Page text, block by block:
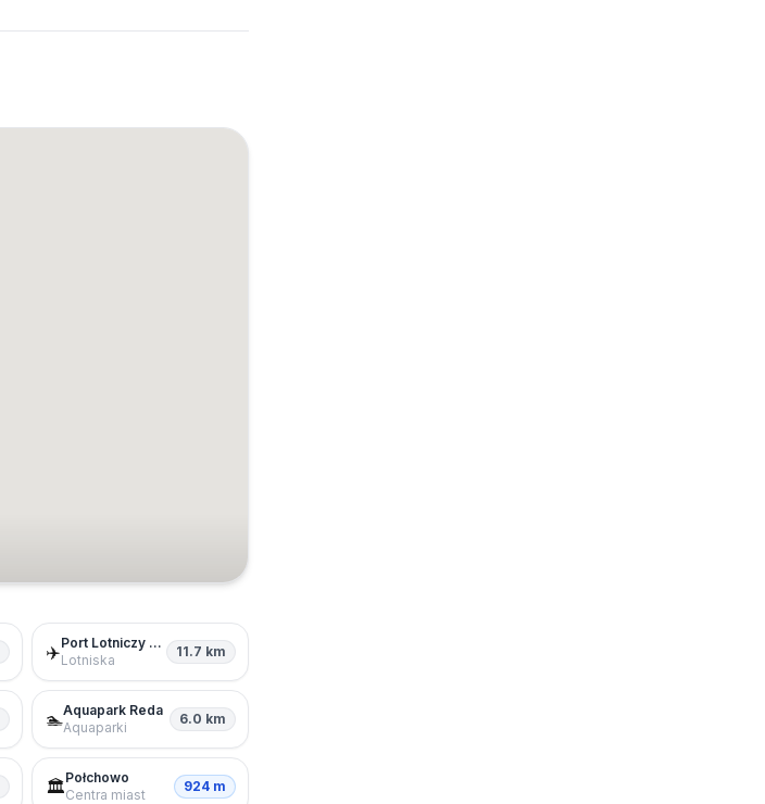
✈️
Port Lotniczy Gdynia-Kosakowo
Lotniska
11.7 km
🏊Aquapark Reda
Aquaparki
6.0 km
🏛️Połchowo
Centra miast
924 m